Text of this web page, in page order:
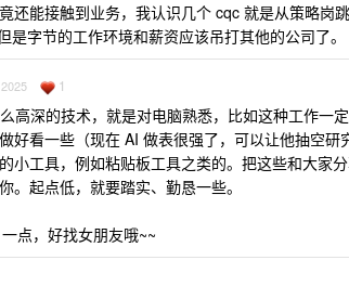
还能接触到业务，我认识几个 cqc 就是从策略岗
是字节的工作环境和薪资应该吊打其他的公司了。
1
高深的技术，就是对电脑熟悉，比如这种工作一
好看一些（现在 AI 做表很强了，可以让他抽空研
小工具，例如粘贴板工具之类的。把这些和大家
。起点低，就要踏实、勤恳一些。
点，好找女朋友哦~~